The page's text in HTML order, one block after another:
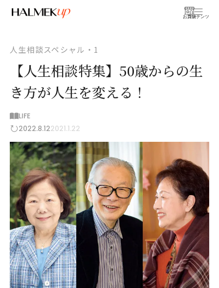
お買物
コンテンツ
人生相談スペシャル・1
【人生相談特集】50歳からの生
き方が人生を変える！
LIFE
2022.8.122021.1.22